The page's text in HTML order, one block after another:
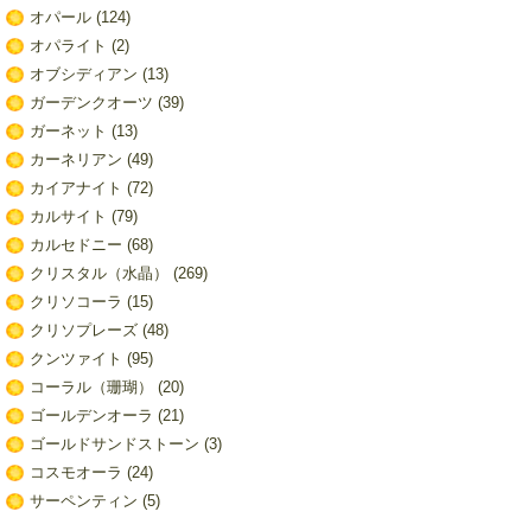
オパール(124)
オパライト (2)
オブシディアン (13)
ガーデンクオーツ (39)
ガーネット (13)
カーネリアン (49)
カイアナイト (72)
カルサイト (79)
カルセドニー (68)
クリスタル（水晶）
(269)
クリソコーラ (15)
クリソプレーズ(48)
クンツァイト (95)
コーラル（珊瑚）
(20)
ゴールデンオーラ (21)
ゴールドサンドストーン (3)
コスモオーラ (24)
サーペンティン (5)